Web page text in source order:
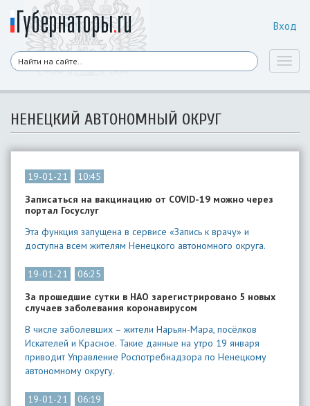
Вход
НЕНЕЦКИЙ АВТОНОМНЫЙ ОКРУГ
19-01-21
10:45
Записаться на вакцинацию от COVID-19 можно через
портал Госуслуг
Эта функция запущена в сервисе «Запись к врачу» и
доступна всем жителям Ненецкого автономного округа.
19-01-21
06:25
За прошедшие сутки в НАО зарегистрировано 5 новых
случаев заболевания коронавирусом
В числе заболевших – жители Нарьян-Мара, посёлков
Искателей и Красное. Такие данные на утро 19 января
приводит Управление Роспотребнадзора по Ненецкому
автономному округу.
19-01-21
06:19